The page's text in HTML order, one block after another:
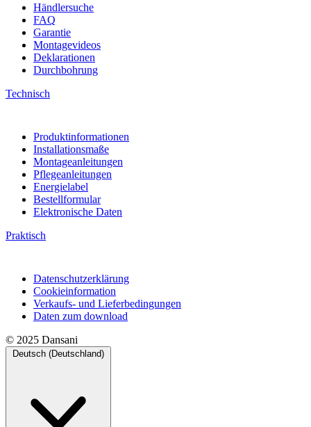
Händlersuche
FAQ
Garantie
Montagevideos
Deklarationen
Durchbohrung
Technisch
Produktinformationen
Installationsmaße
Montageanleitungen
Pflegeanleitungen
Energielabel
Bestellformular
Elektronische Daten
Praktisch
Datenschutzerklärung
Cookieinformation
Verkaufs- und Lieferbedingungen
Daten zum download
© 2025 Dansani
Deutsch (Deutschland)